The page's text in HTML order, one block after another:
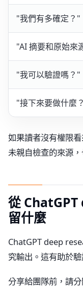
"我們有多確定？"
"AI 摘要和原始來
"我可以驗證嗎？"
"接下來要做什麼
如果讀者沒有權限
未親自檢查的來源，
從
留什麼
ChatGPT deep
究輸出。這有助於
分享給團隊前，請分